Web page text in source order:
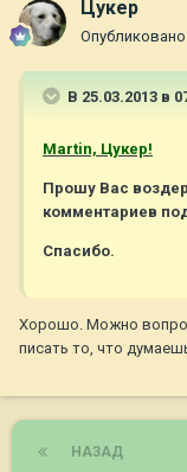
Цукер
Опубликовано
В 25.03.2013 в
Martin, Цукер!
Прошу Вас
комментариев
Спасибо.
Хорошо. Можно
писать то, что
НАЗАД